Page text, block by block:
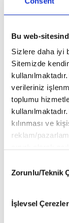
Bu web-
Sizlere daha iyi
Sitemizde
verileriniz
toplumu
kılınması ve
reklam/
vasıtasıyla
6698 sayılı
Selection
Zorunlu/Teknik
İşlevsel Çerezler
TEK
MİNİKA